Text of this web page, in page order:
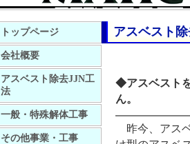
アスベスト
◆アスベスト
ん。
昨今、アス
トップページ
会社概要
アスベスト除去JJN工
法
一般・特殊解体工事
その他事業・工事